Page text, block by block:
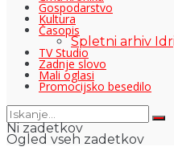
Gospodarstvo
Kultura
Časopis
Spletni arhiv
TV Studio
Zadnje slovo
Mali oglasi
Promocijsko besedilo
Ni zadetkov
Ogled vseh zadetkov